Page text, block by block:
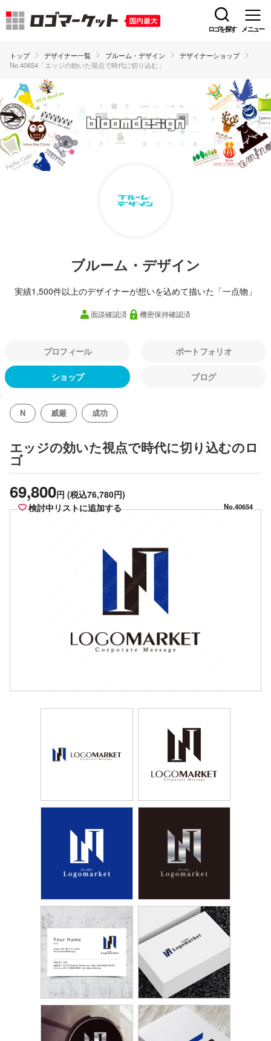
ロゴを探す メニュー
トップ デザイナー一覧 ブルーム・デザイン
デザイナーショップ
No.40654「エッジの効いた視点で時代に切り込む」
ブルーム・デザイン
実績1,500件以上のデザイナーが想いを込めて描いた「一点物」
面談確認済 機密保持確認済
プロフィール ポートフォリオ
ショップ ブログ
N 威厳 成功
エッジの効いた視点で時代に切り込むのロ
ゴ
69,800円 (税込76,780円)
検討中リストに追加する
No.40654